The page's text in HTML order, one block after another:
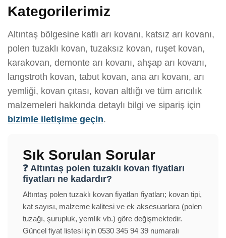
Kategorilerimiz
Altıntaş bölgesine katlı arı kovanı, katsız arı kovanı,
polen tuzaklı kovan, tuzaksız kovan, ruşet kovan,
karakovan, demonte arı kovanı, ahşap arı kovanı,
langstroth kovan, tabut kovan, ana arı kovanı, arı
yemliği, kovan çıtası, kovan altlığı ve tüm arıcılık
malzemeleri hakkında detaylı bilgi ve sipariş için
bizimle iletişime geçin.
Sık Sorulan Sorular
❓ Altıntaş polen tuzaklı kovan fiyatları
fiyatları ne kadardır?
Altıntaş polen tuzaklı kovan fiyatları fiyatları; kovan tipi,
kat sayısı, malzeme kalitesi ve ek aksesuarlara (polen
tuzağı, şurupluk, yemlik vb.) göre değişmektedir.
Güncel fiyat listesi için 0530 345 94 39 numaralı